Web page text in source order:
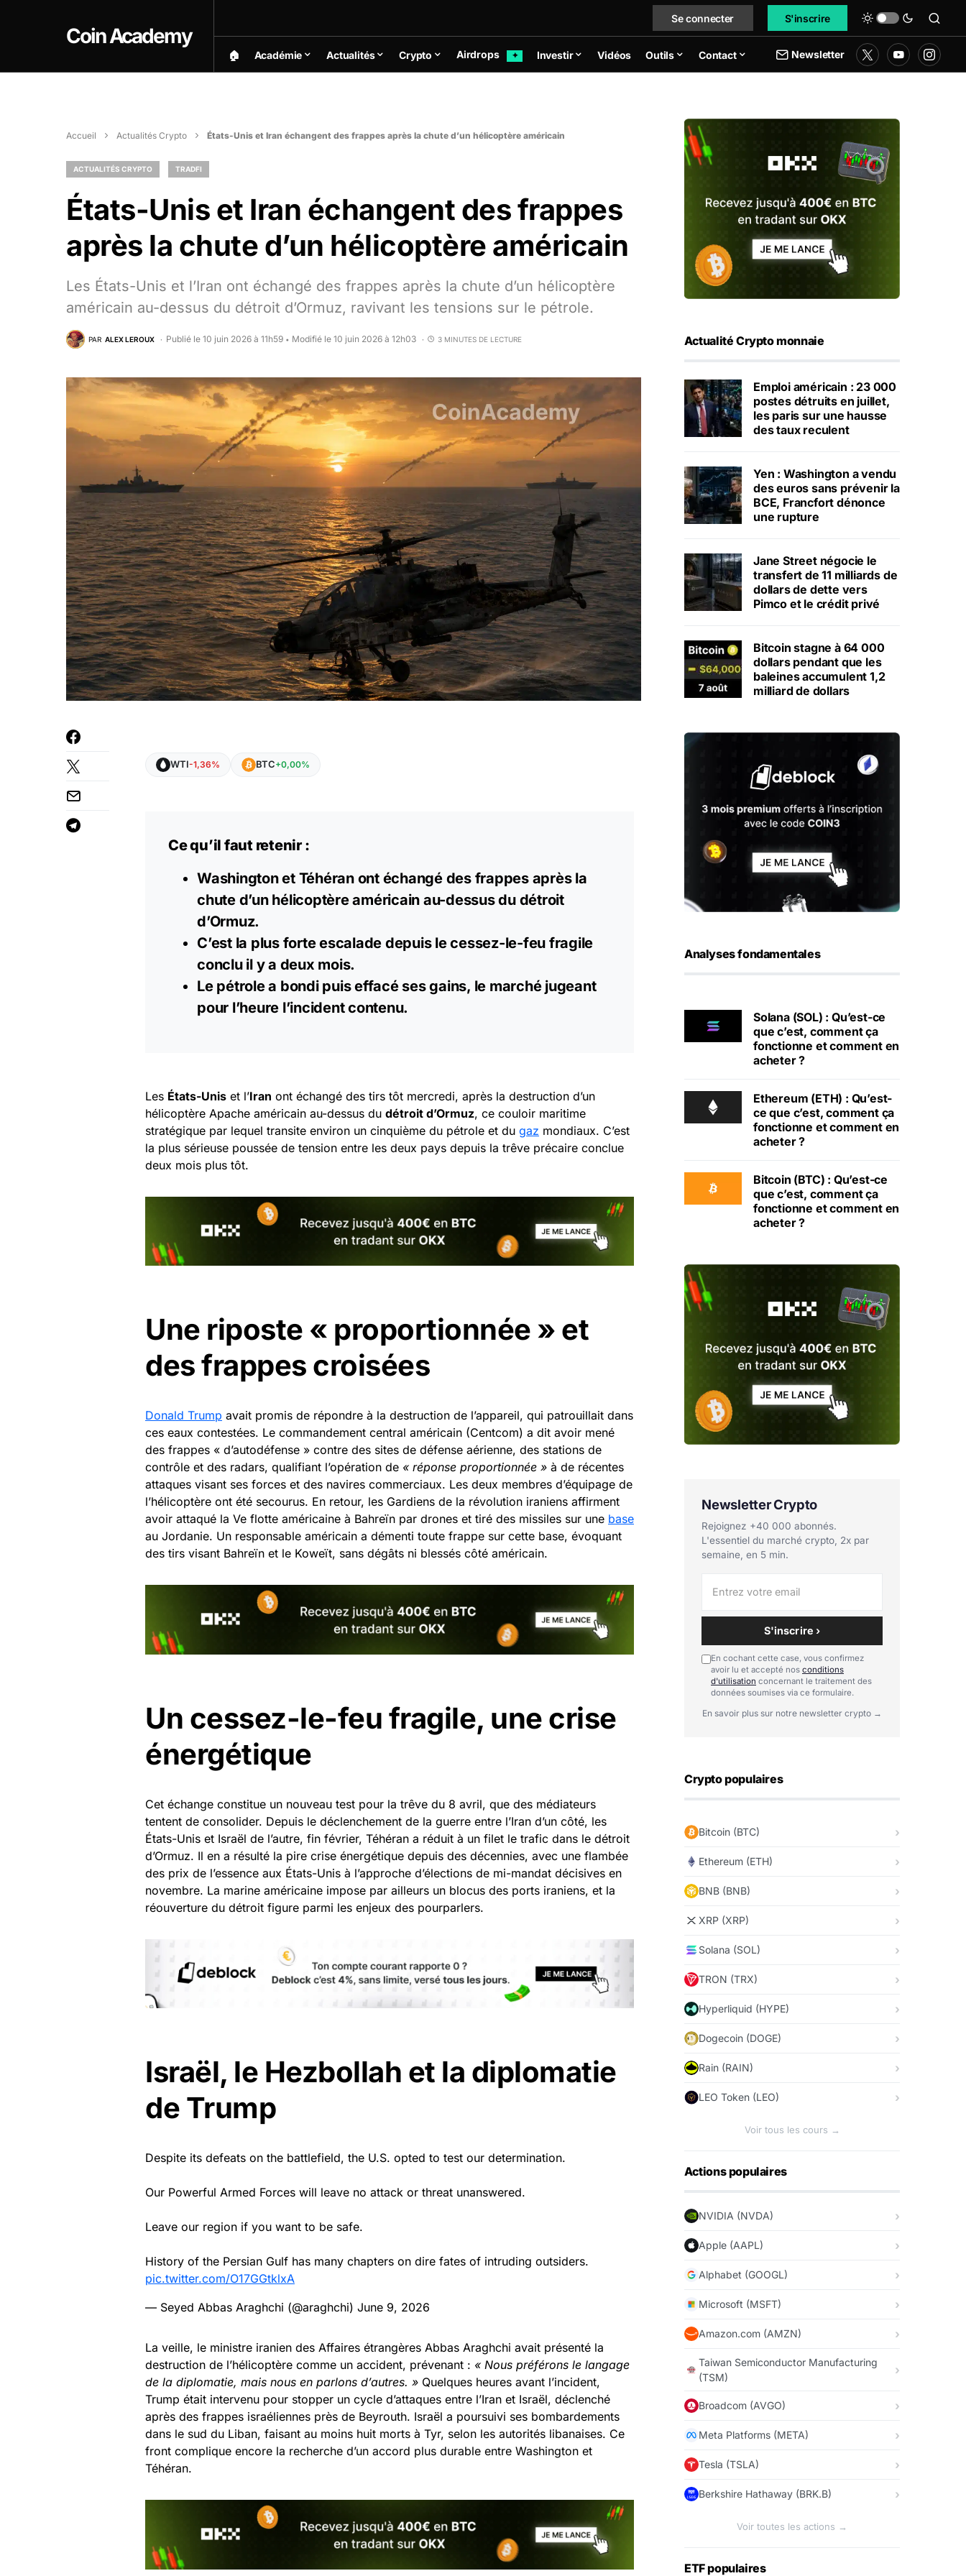
Coin Academy
Se connecter S'inscrire
🏠︎ Académie Actualités Crypto Airdrops ✦ Investir Vidéos Outils Contact Newsletter
Accueil Actualités Crypto États-Unis et Iran échangent des frappes après la chute d’un hélicoptère américain
ACTUALITÉS CRYPTO TRADFI
États-Unis et Iran échangent des frappes
après la chute d’un hélicoptère américain
Les États-Unis et l’Iran ont échangé des frappes après la chute d’un hélicoptère
américain au-dessus du détroit d’Ormuz, ravivant les tensions sur le pétrole.
PAR ALEX LEROUX Publié le 10 juin 2026 à 11h59 • Modifié le 10 juin 2026 à 12h03 3 MINUTES DE LECTURE
WTI-1,36% BTC+0,00%
Ce qu’il faut retenir :
Washington et Téhéran ont échangé des frappes après la
chute d’un hélicoptère américain au-dessus du détroit
d’Ormuz.
C’est la plus forte escalade depuis le cessez-le-feu fragile
conclu il y a deux mois.
Le pétrole a bondi puis effacé ses gains, le marché jugeant
pour l’heure l’incident contenu.
Les États-Unis et l’Iran ont échangé des tirs tôt mercredi, après la destruction d’un
hélicoptère Apache américain au-dessus du détroit d’Ormuz, ce couloir maritime
stratégique par lequel transite environ un cinquième du pétrole et du gaz mondiaux. C’est
la plus sérieuse poussée de tension entre les deux pays depuis la trêve précaire conclue
deux mois plus tôt.
Une riposte « proportionnée » et
des frappes croisées
Donald Trump avait promis de répondre à la destruction de l’appareil, qui patrouillait dans
ces eaux contestées. Le commandement central américain (Centcom) a dit avoir mené
des frappes « d’autodéfense » contre des sites de défense aérienne, des stations de
contrôle et des radars, qualifiant l’opération de « réponse proportionnée » à de récentes
attaques visant ses forces et des navires commerciaux. Les deux membres d’équipage de
l’hélicoptère ont été secourus. En retour, les Gardiens de la révolution iraniens affirment
avoir attaqué la Ve flotte américaine à Bahreïn par drones et tiré des missiles sur une base
au Jordanie. Un responsable américain a démenti toute frappe sur cette base, évoquant
des tirs visant Bahreïn et le Koweït, sans dégâts ni blessés côté américain.
Un cessez-le-feu fragile, une crise
énergétique
Cet échange constitue un nouveau test pour la trêve du 8 avril, que des médiateurs
tentent de consolider. Depuis le déclenchement de la guerre entre l’Iran d’un côté, les
États-Unis et Israël de l’autre, fin février, Téhéran a réduit à un filet le trafic dans le détroit
d’Ormuz. Il en a résulté la pire crise énergétique depuis des décennies, avec une flambée
des prix de l’essence aux États-Unis à l’approche d’élections de mi-mandat décisives en
novembre. La marine américaine impose par ailleurs un blocus des ports iraniens, et la
réouverture du détroit figure parmi les enjeux des pourparlers.
Israël, le Hezbollah et la diplomatie
de Trump
Despite its defeats on the battlefield, the U.S. opted to test our determination.
Our Powerful Armed Forces will leave no attack or threat unanswered.
Leave our region if you want to be safe.
History of the Persian Gulf has many chapters on dire fates of intruding outsiders.
pic.twitter.com/O17GGtklxA
— Seyed Abbas Araghchi (@araghchi) June 9, 2026
La veille, le ministre iranien des Affaires étrangères Abbas Araghchi avait présenté la
destruction de l’hélicoptère comme un accident, prévenant : « Nous préférons le langage
de la diplomatie, mais nous en parlons d’autres. » Quelques heures avant l’incident,
Trump était intervenu pour stopper un cycle d’attaques entre l’Iran et Israël, déclenché
après des frappes israéliennes près de Beyrouth. Israël a poursuivi ses bombardements
dans le sud du Liban, faisant au moins huit morts à Tyr, selon les autorités libanaises. Ce
front complique encore la recherche d’un accord plus durable entre Washington et
Téhéran.
Actualité Crypto monnaie
Emploi américain : 23 000
postes détruits en juillet,
les paris sur une hausse
des taux reculent
Yen : Washington a vendu
des euros sans prévenir la
BCE, Francfort dénonce
une rupture
Jane Street négocie le
transfert de 11 milliards de
dollars de dette vers
Pimco et le crédit privé
Bitcoin stagne à 64 000
dollars pendant que les
baleines accumulent 1,2
milliard de dollars
Analyses fondamentales
Solana (SOL) : Qu’est-ce
que c’est, comment ça
fonctionne et comment en
acheter ?
Ethereum (ETH) : Qu’est-
ce que c’est, comment ça
fonctionne et comment en
acheter ?
Bitcoin (BTC) : Qu’est-ce
que c’est, comment ça
fonctionne et comment en
acheter ?
Newsletter Crypto
Rejoignez +40 000 abonnés.
L'essentiel du marché crypto, 2x par
semaine, en 5 min.
S'inscrire ›
En cochant cette case, vous confirmez
avoir lu et accepté nos conditions
d'utilisation concernant le traitement des
données soumises via ce formulaire.
En savoir plus sur notre newsletter crypto →
Crypto populaires
Bitcoin (BTC)
Ethereum (ETH)
BNB (BNB)
XRP (XRP)
Solana (SOL)
TRON (TRX)
Hyperliquid (HYPE)
Dogecoin (DOGE)
Rain (RAIN)
LEO Token (LEO)
Voir tous les cours →
Actions populaires
NVIDIA (NVDA)
Apple (AAPL)
Alphabet (GOOGL)
Microsoft (MSFT)
Amazon.com (AMZN)
Taiwan Semiconductor Manufacturing
(TSM)
Broadcom (AVGO)
Meta Platforms (META)
Tesla (TSLA)
Berkshire Hathaway (BRK.B)
Voir toutes les actions →
ETF populaires